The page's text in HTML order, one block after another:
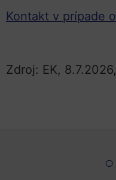
Kontakt v prípade
Zdroj: EK,
O